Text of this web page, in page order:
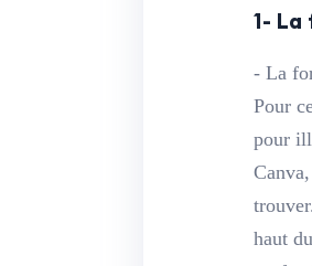
1-
- La
Pour
pour
haut